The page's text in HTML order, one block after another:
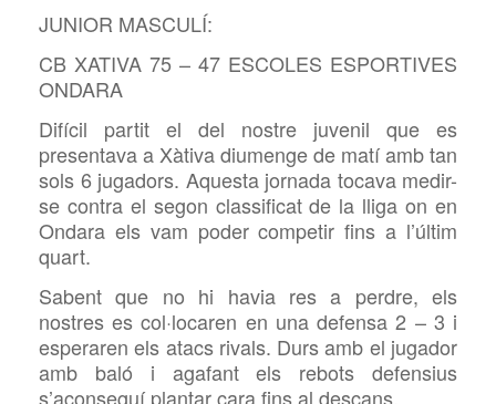
JUNIOR MASCULÍ:
CB XATIVA 75 – 47 ESCOLES ESPORTIVES
ONDARA
Difícil partit el del nostre juvenil que es
presentava a Xàtiva diumenge de matí amb tan
sols 6 jugadors. Aquesta jornada tocava medir-
se contra el segon classificat de la lliga on en
Ondara els vam poder competir fins a l’últim
quart.
Sabent que no hi havia res a perdre, els
nostres es col·locaren en una defensa 2 – 3 i
esperaren els atacs rivals. Durs amb el jugador
amb baló i agafant els rebots defensius
s’aconseguí plantar cara fins al descans.